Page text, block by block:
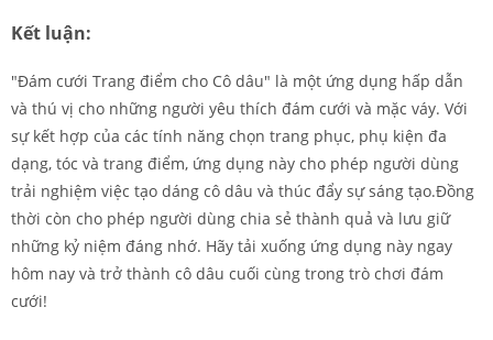
Kết luận:
"Đám cưới Trang điểm cho Cô dâu" là một ứng dụng hấp dẫn
và thú vị cho những người yêu thích đám cưới và mặc váy. Với
sự kết hợp của các tính năng chọn trang phục, phụ kiện đa
dạng, tóc và trang điểm, ứng dụng này cho phép người dùng
trải nghiệm việc tạo dáng cô dâu và thúc đẩy sự sáng tạo.Đồng
thời còn cho phép người dùng chia sẻ thành quả và lưu giữ
những kỷ niệm đáng nhớ. Hãy tải xuống ứng dụng này ngay
hôm nay và trở thành cô dâu cuối cùng trong trò chơi đám
cưới!